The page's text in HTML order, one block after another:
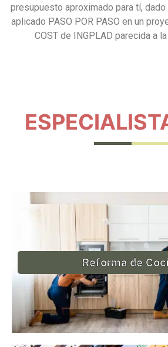
presupuesto aproximado para tí,
aplicado PASO POR PASO en un
COST de INGPLAD parecida a
Reforma de